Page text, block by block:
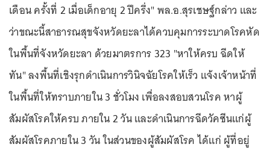
เดือน ครั้งที่ 2 เมื่อเด็กอายุ 2 ปีครึ่ง" พล.อ.สุรเชษฐ์กล่าว และ
ว่าขณะนี้สาธารณสุขจังหวัดยะลาได้ควบคุมการระบาดโรคหัด
ในพื้นที่จังหวัดยะลา ด้วยมาตรการ 323 "หาให้ครบ ฉีดให้
ทัน" ลงพื้นที่เชิงรุกดำเนินการวินิจฉัยโรคให้เร็ว แจ้งเจ้าหน้าที่
ในพื้นที่ให้ทราบภายใน 3 ชั่วโมง เพื่อลงสอบสวนโรค หาผู้
สัมผัสโรคให้ครบ ภายใน 2 วัน และดำเนินการฉีดวัคซีนแก่ผู้
สัมผัสโรคภายใน 3 วัน ในส่วนของผู้สัมผัสโรค ได้แก่ ผู้ที่อยู่